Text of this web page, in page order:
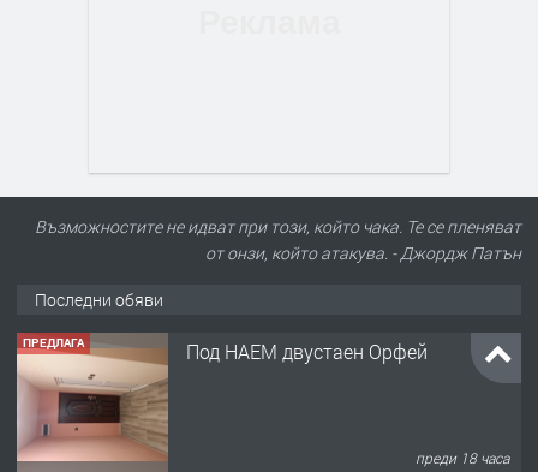
Възможностите не идват при този, който чака. Те се пленяват
от онзи, който атакува. - Джордж Патън
Последни обяви
ПРЕДЛАГА Под НАЕМ двустаен Орфей
преди 18 часа